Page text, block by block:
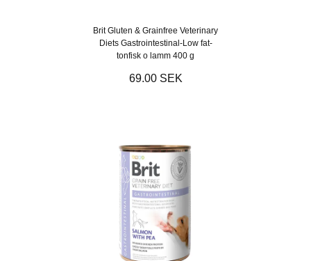
Brit Gluten & Grainfree Veterinary
Diets Gastrointestinal-Low fat-
tonfisk o lamm 400 g
69.00 SEK